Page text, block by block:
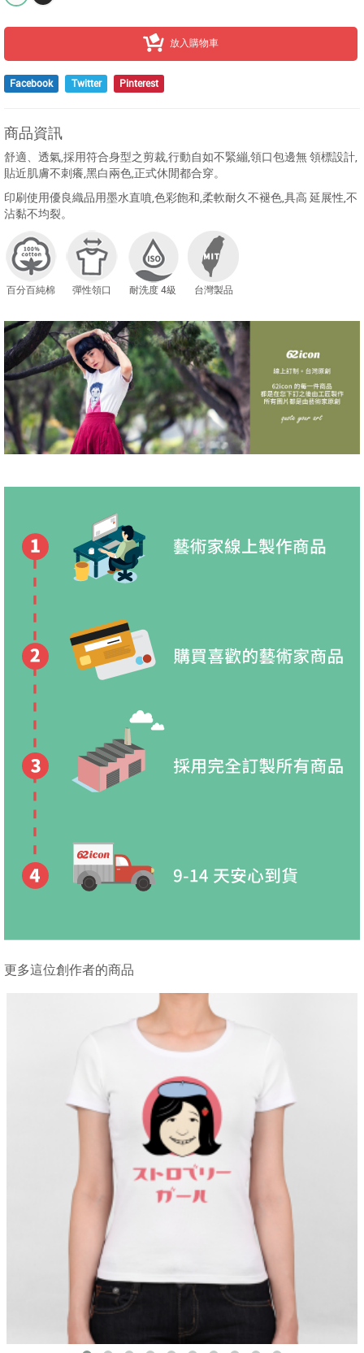
放入購物車
Facebook Twitter Pinterest
商品資訊
舒適、透氣,採用符合身型之剪裁,行動自如不緊繃,領口包邊無 領標設計,
貼近肌膚不刺癢,黑白兩色,正式休閒都合穿。
印刷使用優良織品用墨水直噴,色彩飽和,柔軟耐久不褪色,具高 延展性,不
沾黏不均裂。
百分百純棉 彈性領口 耐洗度 4級 台灣製品
更多這位創作者的商品